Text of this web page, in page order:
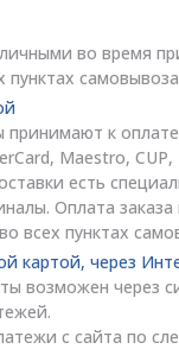
во время
принимают к
Maestro,
есть
Оплата заказа
всех пунктах
картой, через
возможен через
с сайта по